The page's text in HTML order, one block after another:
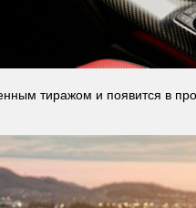
тиражом и появится в